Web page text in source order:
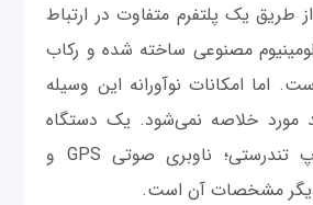
محصولات LeEco از طریق یک پلتفرم متفاوت در ارتباط
مصنوعی ساخته شده و رکاب
اما امکانات نوآورانه این وسیله
مورد خلاصه نمی‌شود. یک دستگاه
پخش موسیقی؛ اپ تندرستی؛ ناوبری صوتی GPS‌ و
دیگر مشخصات آن است.